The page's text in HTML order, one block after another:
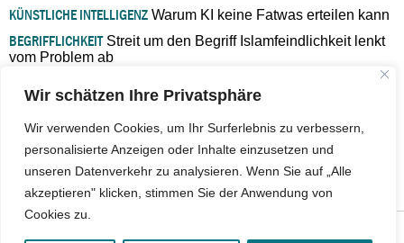
Wir schätzen Ihre Privatsphäre
Wir verwenden Cookies, um Ihr Surferlebnis zu verbessern,
personalisierte Anzeigen oder Inhalte einzusetzen und
unseren Datenverkehr zu analysieren. Wenn Sie auf „Alle
akzeptieren" klicken, stimmen Sie der Anwendung von
Cookies zu.
KÜNSTLICHE INTELLIGENZ Warum KI keine Fatwas erteilen kann
BEGRIFFLICHKEITStreit um den Begriff Islamfeindlichkeit lenkt
vom Problem ab
Verantwortung bleibt“
ISLAMISCHE FAKULTÄT IN MÜNSTEREine kritische Schwelle für
die deutsche Religionspolitik
GASTBEITRAGWarum die muslimische Welt eine neue